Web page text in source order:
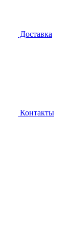
Доставка
Контакты